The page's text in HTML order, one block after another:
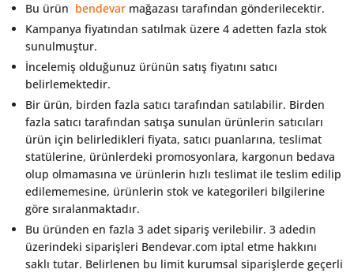
Bu ürün bendevar mağazası tarafından gönderilecektir.
Kampanya fiyatından satılmak üzere 4 adetten fazla stok
sunulmuştur.
İncelemiş olduğunuz ürünün satış fiyatını satıcı
belirlemektedir.
Bir ürün, birden fazla satıcı tarafından satılabilir. Birden
fazla satıcı tarafından satışa sunulan ürünlerin satıcıları
ürün için belirledikleri fiyata, satıcı puanlarına, teslimat
statülerine, ürünlerdeki promosyonlara, kargonun bedava
olup olmamasına ve ürünlerin hızlı teslimat ile teslim edilip
edilememesine, ürünlerin stok ve kategorileri bilgilerine
göre sıralanmaktadır.
Bu üründen en fazla 3 adet sipariş verilebilir. 3 adedin
üzerindeki siparişleri Bendevar.com iptal etme hakkını
saklı tutar. Belirlenen bu limit kurumsal siparişlerde geçerli